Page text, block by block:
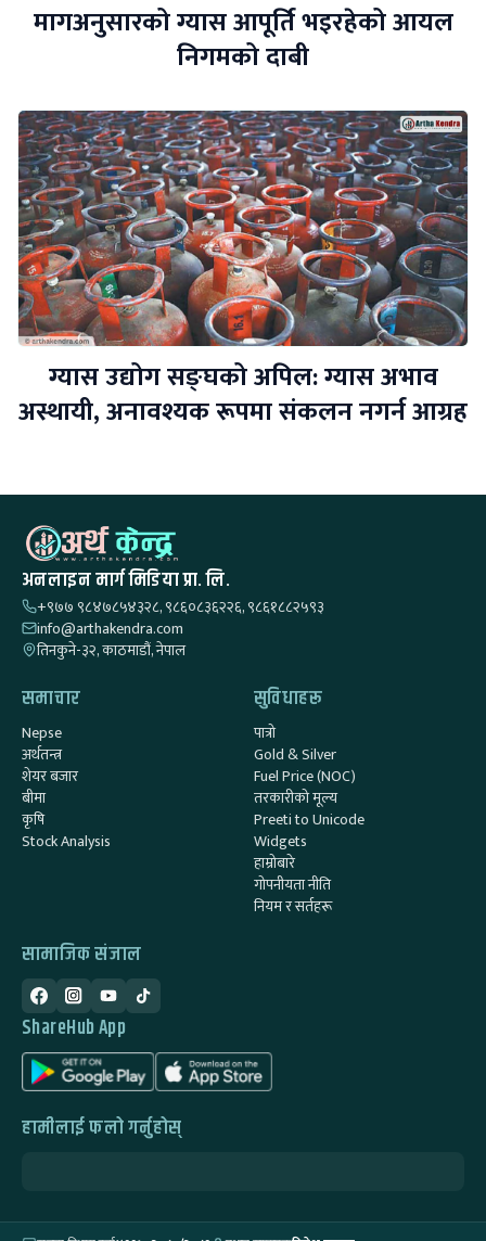
मागअनुसारको ग्यास आपूर्ति भइरहेको आयल
निगमको दाबी
ग्यास उद्योग सङ्घको अपिल: ग्यास अभाव
अस्थायी, अनावश्यक रूपमा संकलन नगर्न आग्रह
अनलाइन मार्ग मिडिया प्रा. लि.
+९७७ ९८४७८५४३२८, ९८६०८३६२२६, ९८६१८८२५९३
info@arthakendra.com
तिनकुने-३२, काठमाडौं, नेपाल
समाचार
Nepse
अर्थतन्त्र
शेयर बजार
बीमा
कृषि
Stock Analysis
सुविधाहरू
पात्रो
Gold & Silver
Fuel Price (NOC)
तरकारीको मूल्य
Preeti to Unicode
Widgets
हाम्रोबारे
गोपनीयता नीति
नियम र सर्तहरू
सामाजिक संजाल
ShareHub App
हामीलाई फलो गर्नुहोस्